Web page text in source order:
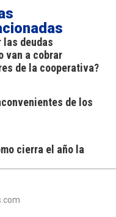
las deudas
van a cobrar
de la cooperativa?
de los
cierra el año la